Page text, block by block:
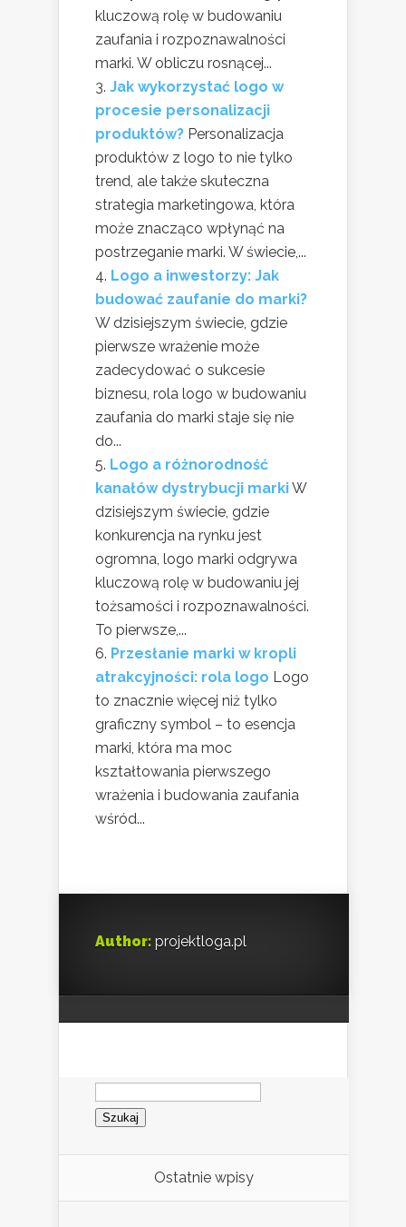
kluczową rolę w budowaniu
zaufania i rozpoznawalności
marki. W obliczu rosnącej...
Jak wykorzystać logo w
procesie personalizacji
produktów? Personalizacja
produktów z logo to nie tylko
trend, ale także skuteczna
strategia marketingowa, która
może znacząco wpłynąć na
postrzeganie marki. W świecie,...
Logo a inwestorzy: Jak
budować zaufanie do marki?
W dzisiejszym świecie, gdzie
pierwsze wrażenie może
zadecydować o sukcesie
biznesu, rola logo w budowaniu
zaufania do marki staje się nie
do...
Logo a różnorodność
kanałów dystrybucji markiW
dzisiejszym świecie, gdzie
konkurencja na rynku jest
ogromna, logo marki odgrywa
kluczową rolę w budowaniu jej
tożsamości i rozpoznawalności.
To pierwsze,...
Przesłanie marki w kropli
atrakcyjności: rola logo Logo
to znacznie więcej niż tylko
graficzny symbol – to esencja
marki, która ma moc
kształtowania pierwszego
wrażenia i budowania zaufania
wśród...
Author: projektloga.pl
Szukaj:
Ostatnie wpisy